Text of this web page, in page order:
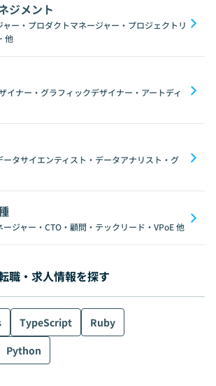
ジメント
ー・プロダクトマネージャー・プロジェクトリ
他
イナー・グラフィックデザイナー・アートディ
タサイエンティスト・データアナリスト・グ
ジャー・CTO・顧問・テックリード・VPoE他
職・求人情報を探す
TypeScript
Ruby
Python